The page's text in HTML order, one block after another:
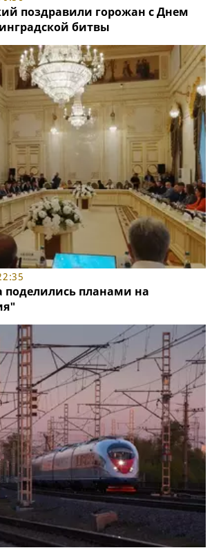
поздравили горожан с Днем
битвы
поделились планами на